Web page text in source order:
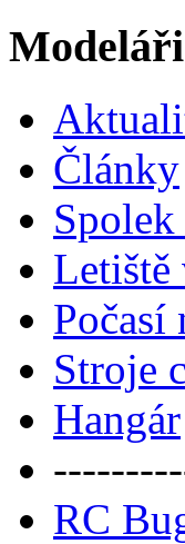
Články
Letiště
Počasí
Stroje
Hangár
RC